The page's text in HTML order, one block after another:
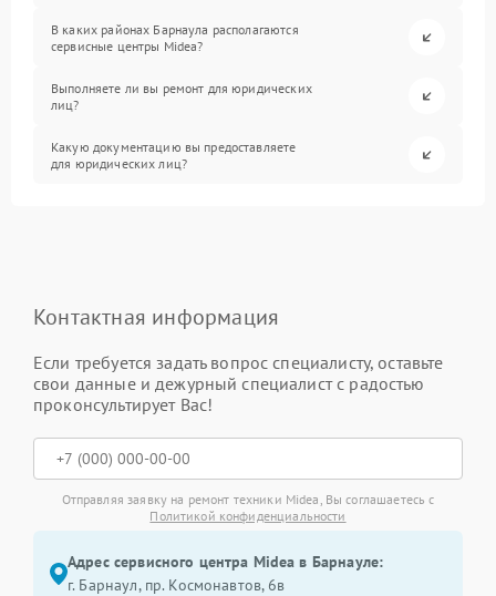
В каких районах Барнаула располагаются
сервисные центры Midea?
Выполняете ли вы ремонт для юридических
лиц?
Какую документацию вы предоставляете
для юридических лиц?
Контактная информация
Если требуется задать вопрос специалисту, оставьте
свои данные и дежурный специалист с радостью
проконсультирует Вас!
Отправляя заявку на ремонт техники Midea, Вы соглашаетесь с
Политикой конфиденциальности
Адрес сервисного центра Midea в Барнауле:
г. Барнаул, ​пр. Космонавтов, 6в